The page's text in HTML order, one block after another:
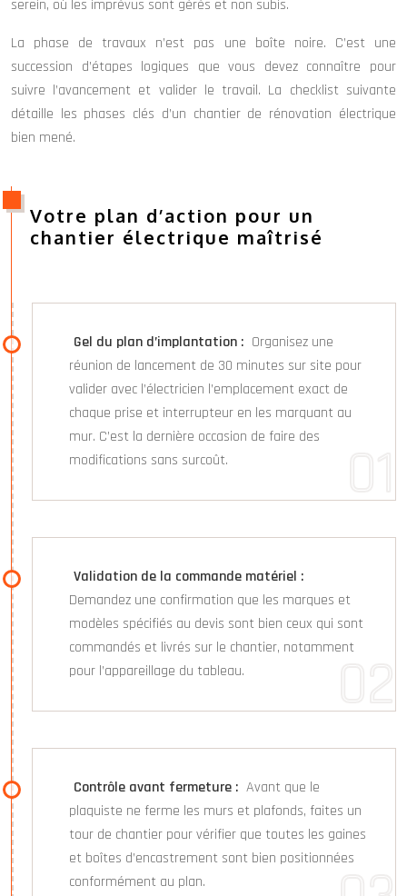
serein, où les imprévus sont gérés et non subis.
La phase de travaux n’est pas une boîte noire. C’est une
succession d’étapes logiques que vous devez connaître pour
suivre l’avancement et valider le travail. La checklist suivante
détaille les phases clés d’un chantier de rénovation électrique
bien mené.
Votre plan d’action pour un
chantier électrique maîtrisé
Gel du plan d’implantation : Organisez une
réunion de lancement de 30 minutes sur site pour
valider avec l’électricien l’emplacement exact de
chaque prise et interrupteur en les marquant au
mur. C’est la dernière occasion de faire des
modifications sans surcoût.
Validation de la commande matériel :
Demandez une confirmation que les marques et
modèles spécifiés au devis sont bien ceux qui sont
commandés et livrés sur le chantier, notamment
pour l’appareillage du tableau.
Contrôle avant fermeture : Avant que le
plaquiste ne ferme les murs et plafonds, faites un
tour de chantier pour vérifier que toutes les gaines
et boîtes d’encastrement sont bien positionnées
conformément au plan.